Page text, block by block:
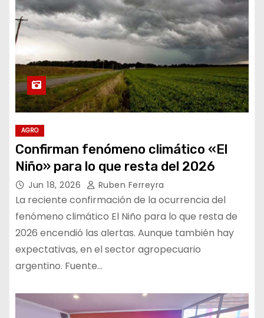
AGRO
Confirman fenómeno climático «El
Niño» para lo que resta del 2026
Jun 18, 2026 Ruben Ferreyra
La reciente confirmación de la ocurrencia del
fenómeno climático El Niño para lo que resta de
2026 encendió las alertas. Aunque también hay
expectativas, en el sector agropecuario
argentino. Fuente…